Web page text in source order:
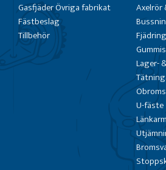
Gasfjäder Övriga fabrikat
Fästbeslag
Tillbehör
Axelrör
Fjädring
Lager-
U-fäste
Länkarm